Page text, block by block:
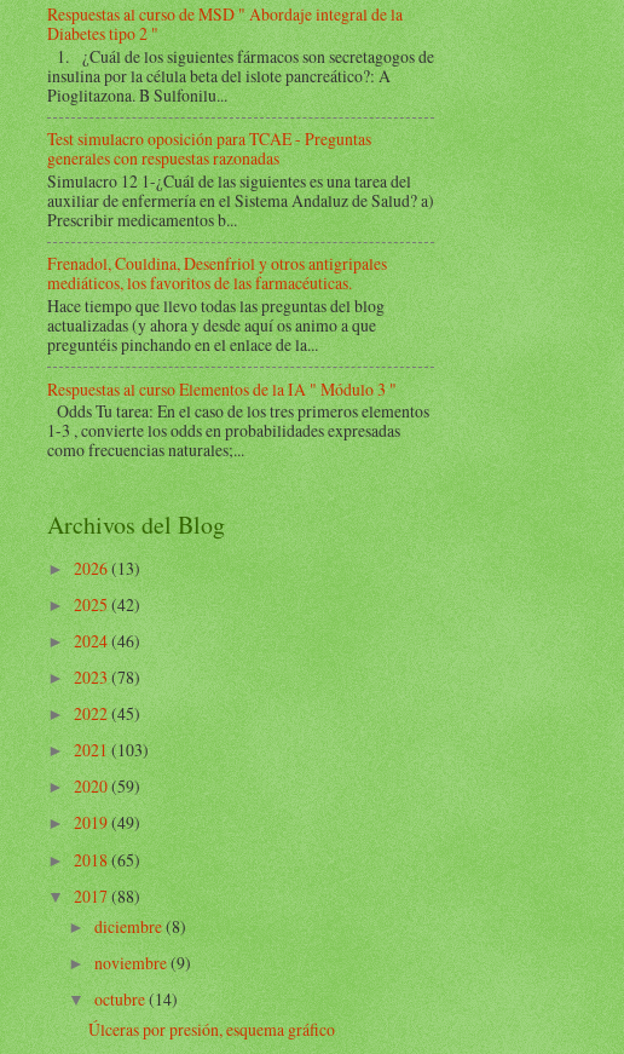
Respuestas al curso de MSD " Abordaje integral de la
Diabetes tipo 2 "
1. ¿Cuál de los siguientes fármacos son secretagogos de
insulina por la célula beta del islote pancreático?: A
Pioglitazona. B Sulfonilu...
Test simulacro oposición para TCAE - Preguntas
generales con respuestas razonadas
Simulacro 12 1-¿Cuál de las siguientes es una tarea del
auxiliar de enfermería en el Sistema Andaluz de Salud? a)
Prescribir medicamentos b...
Frenadol, Couldina, Desenfriol y otros antigripales
mediáticos, los favoritos de las farmacéuticas.
Hace tiempo que llevo todas las preguntas del blog
actualizadas (y ahora y desde aquí os animo a que
preguntéis pinchando en el enlace de la...
Respuestas al curso Elementos de la IA " Módulo 3 "
Odds Tu tarea: En el caso de los tres primeros elementos
1-3 , convierte los odds en probabilidades expresadas
como frecuencias naturales;...
Archivos del Blog
►2026(13)
►2025(42)
►2024(46)
►2023(78)
►2022(45)
►2021(103)
►2020(59)
►2019(49)
►2018(65)
▼2017(88)
►diciembre(8)
►noviembre(9)
▼octubre(14)
Úlceras por presión, esquema gráfico